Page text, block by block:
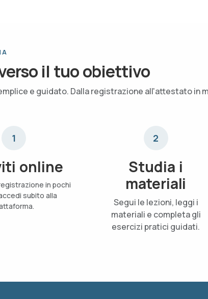
il tuo obiettivo
e guidato. Dalla registrazione all'attestato in
1
online
in pochi
subito alla
2
Studia i
materiali
Segui le lezioni, leggi i
materiali e completa gli
esercizi pratici guidati.